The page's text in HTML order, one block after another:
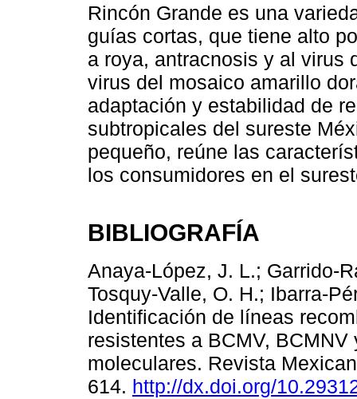
Rincón Grande es una
guías cortas, que tiene alto
a roya, antracnosis y al virus
virus del mosaico amarillo
adaptación y estabilidad de
subtropicales del sureste
pequeño, reúne las
los consumidores en el
BIBLIOGRAFÍA
Anaya-López, J. L.; Garrido-
Tosquy-Valle, O. H.; Ibarra-
Identificación de líneas
resistentes a BCMV,
moleculares. Revista
614. http://dx.doi.org/